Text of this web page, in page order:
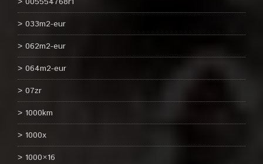
033m2-eur
062m2-eur
064m2-eur
07zr
1000km
1000x
1000×16